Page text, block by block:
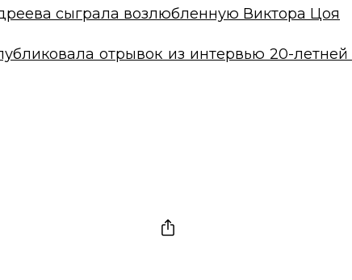
сыграла возлюбленную Виктора Цоя
отрывок из интервью 20-летней